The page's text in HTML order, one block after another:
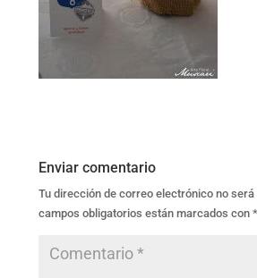
Enviar comentario
Tu dirección de correo electrónico no será
campos obligatorios están marcados con *